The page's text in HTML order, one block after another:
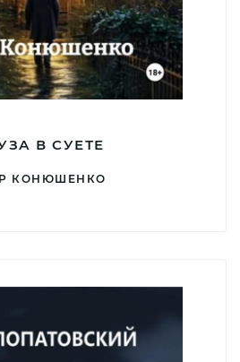
В СУЕТЕ
КОНЮШЕНКО